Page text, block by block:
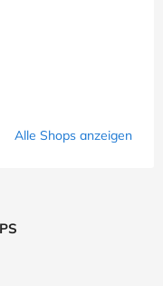
Alle Shops anzeigen